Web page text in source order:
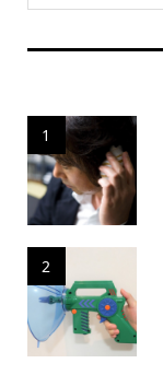
1
2